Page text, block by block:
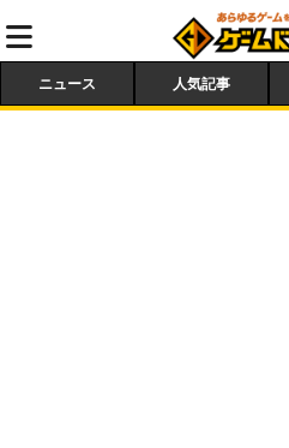
ニュース 人気記事